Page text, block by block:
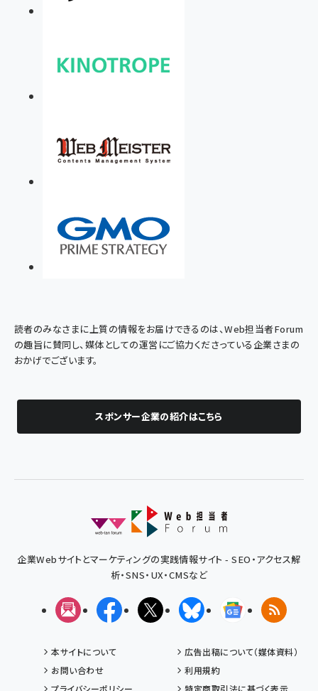
読者のみなさまに上質の情報をお届けできるのは、Web担当者Forum
の趣旨に賛同し、媒体としての運営にご協力くださっている企業さまの
おかげでございます。
スポンサー企業の紹介はこちら
企業Webサイトとマーケティングの実践情報サイト - SEO・アクセス解
析・SNS・UX・CMSなど
メルマガFacebookX(エックス)BlueskyGoogleニュ
RSS
本サイトについて
広告出稿について（媒体資料）
お問い合わせ
利用規約
プライバシーポリシー
特定商取引法に基づく表示